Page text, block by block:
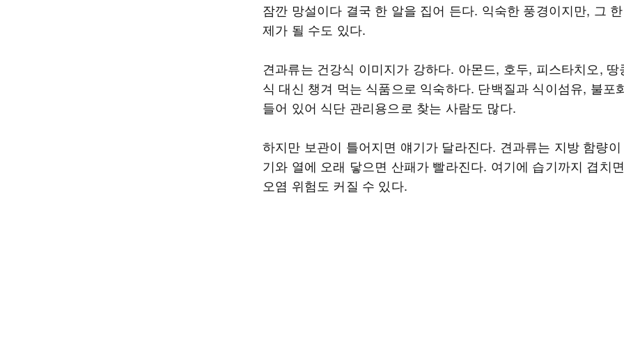
잠깐 망설이다 결국 한 알을 집어 든다. 익숙한 풍경이지만, 그
제가 될 수도 있다.
견과류는 건강식 이미지가 강하다. 아몬드, 호두, 피스타치오, 땅
식 대신 챙겨 먹는 식품으로 익숙하다. 단백질과 식이섬유, 불포
들어 있어 식단 관리용으로 찾는 사람도 많다.
하지만 보관이 틀어지면 얘기가 달라진다. 견과류는 지방 함량
기와 열에 오래 닿으면 산패가 빨라진다. 여기에 습기까지 겹치
오염 위험도 커질 수 있다.